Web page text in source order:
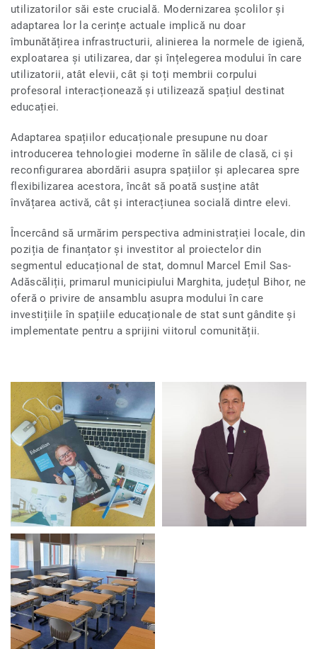
utilizatorilor săi este crucială. Modernizarea școlilor și
adaptarea lor la cerințe actuale implică nu doar
îmbunătățirea infrastructurii, alinierea la normele de igienă,
exploatarea și utilizarea, dar și înțelegerea modului în care
utilizatorii, atât elevii, cât și toți membrii corpului
profesoral interacționează și utilizează spațiul destinat
educației.
Adaptarea spațiilor educaționale presupune nu doar
introducerea tehnologiei moderne în sălile de clasă, ci și
reconfigurarea abordării asupra spațiilor și aplecarea spre
flexibilizarea acestora, încât să poată susține atât
învățarea activă, cât și interacțiunea socială dintre elevi.
Încercând să urmărim perspectiva administrației locale, din
poziția de finanțator și investitor al proiectelor din
segmentul educațional de stat, domnul Marcel Emil Sas-
Adăscăliții, primarul municipiului Marghita, județul Bihor, ne
oferă o privire de ansamblu asupra modului în care
investițiile în spațiile educaționale de stat sunt gândite și
implementate pentru a sprijini viitorul comunității.